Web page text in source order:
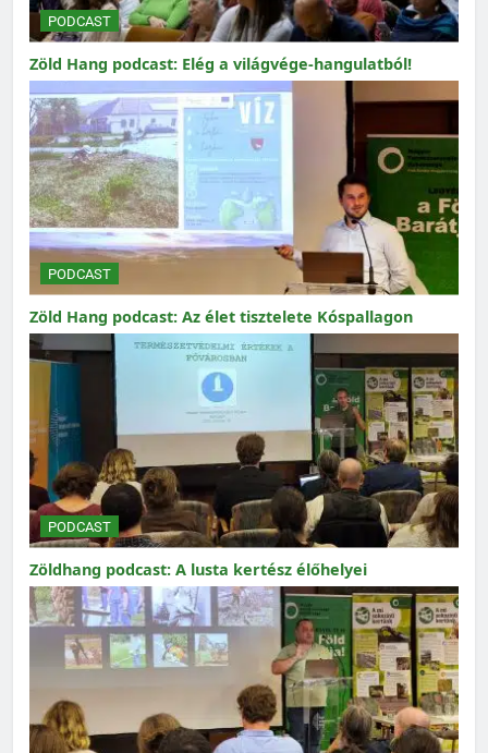
PODCAST
Zöld Hang podcast: Elég a világvége-hangulatból!
PODCAST
Zöld Hang podcast: Az élet tisztelete Kóspallagon
PODCAST
Zöldhang podcast: A lusta kertész élőhelyei